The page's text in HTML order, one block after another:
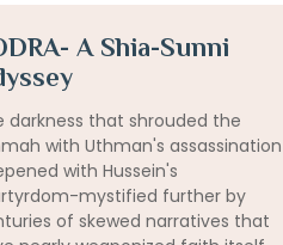
A Shia-Sunni
darkness that shrouded the
with Uthman's assassination
with Hussein's
mystified further by
of skewed narratives that